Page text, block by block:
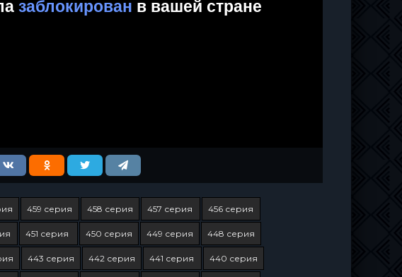
459 серия 458 серия 457 серия 456 серия
451 серия 450 серия 449 серия 448 серия
443 серия 442 серия 441 серия 440 серия